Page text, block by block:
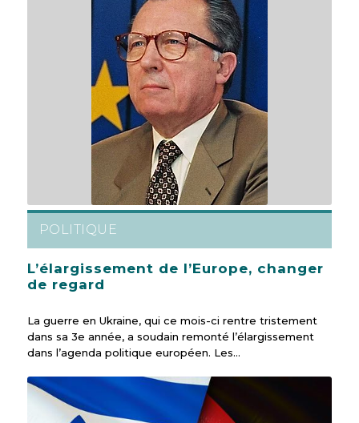
POLITIQUE
L’élargissement de l’Europe, changer
de regard
La guerre en Ukraine, qui ce mois-ci rentre tristement
dans sa 3e année, a soudain remonté l’élargissement
dans l’agenda politique européen. Les…